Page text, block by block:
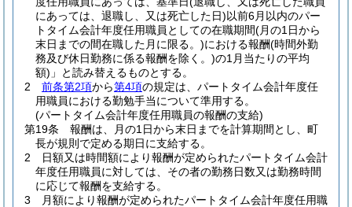
にあっては、退職し、又は死亡した日)以前6月以内のパー
トタイム会計年度任用職員としての在職期間(月の1日から
末日までの間在職した月に限る。)における報酬(時間外勤
務及び休日勤務に係る報酬を除く。)の1月当たりの平均
額) 」と読み替えるものとする。
2
前条第2項から第4項の規定は、パートタイム会計年度任
用職員における勤勉手当について準用する。
(パートタイム会計年度任用職員の報酬の支給)
第19条
報酬は、月の1日から末日までを計算期間とし、町
長が規則で定める期日に支給する。
2
日額又は時間額により報酬が定められたパートタイム会計
年度任用職員に対しては、その者の勤務日数又は勤務時間
に応じて報酬を支給する。
3
月額により報酬が定められたパートタイム会計年度任用職